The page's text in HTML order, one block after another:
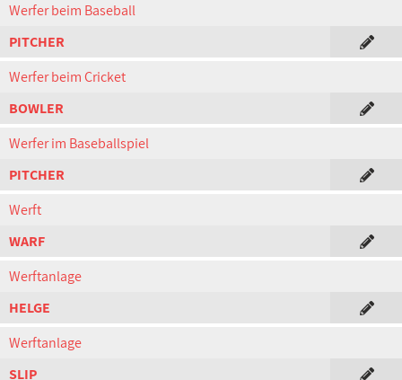
Werfer beim Baseball
PITCHER
Werfer beim Cricket
BOWLER
Werfer im Baseballspiel
PITCHER
Werft
WARF
Werftanlage
HELGE
Werftanlage
SLIP